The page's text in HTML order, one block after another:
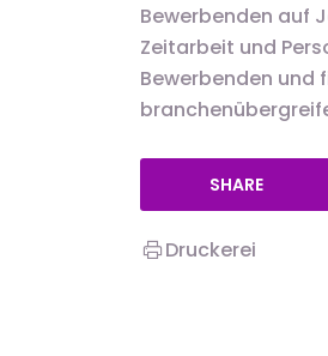
Bewerbenden auf
Zeitarbeit und
Bewerbenden und
SHARE
Druckerei